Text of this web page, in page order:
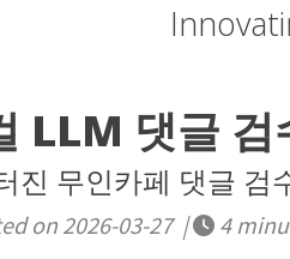
LLM 댓글
진 무인카페 댓글 검
on 2026-03-27 | 4